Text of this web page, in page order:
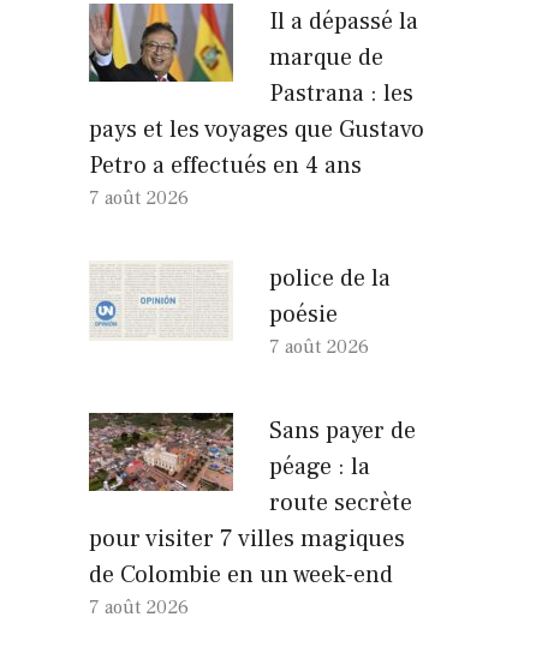
Il a dépassé la
marque de
Pastrana : les
pays et les voyages que Gustavo
Petro a effectués en 4 ans
7 août 2026
police de la
poésie
7 août 2026
Sans payer de
péage : la
route secrète
pour visiter 7 villes magiques
de Colombie en un week-end
7 août 2026